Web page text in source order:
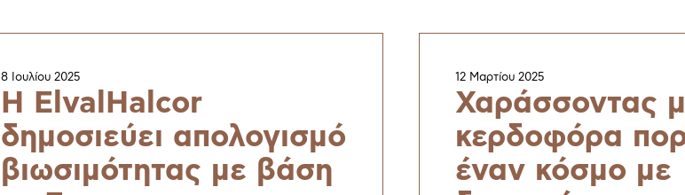
8 Ιουλίου 2025
H ElvalHalcor
δημοσιεύει απολογισμό
βιωσιμότητας με βάση
12 Μαρτίου 2025
Χαράσσοντας
κερδοφόρα
έναν κόσμο με